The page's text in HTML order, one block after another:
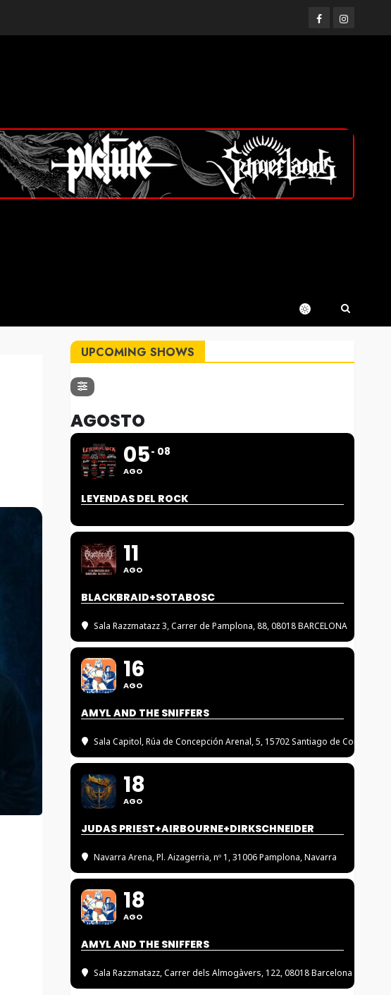
FacebookInstagram
UPCOMING SHOWS
AGOSTO
05
AGO
08
LEYENDAS DEL ROCK
11
AGO
BLACKBRAID+SOTABOSC
Sala Razzmatazz 3, Carrer de Pamplona, 88, 08018 BARCELONA
16
AGO
AMYL AND THE SNIFFERS
Sala Capitol, Rúa de Concepción Arenal, 5, 15702 Santiago de
18
AGO
JUDAS PRIEST+AIRBOURNE+DIRKSCHNEIDER
Navarra Arena, Pl. Aizagerria, nº 1, 31006 Pamplona, Navarra
18
AGO
AMYL AND THE SNIFFERS
Sala Razzmatazz, Carrer dels Almogàvers, 122, 08018 Barcelona